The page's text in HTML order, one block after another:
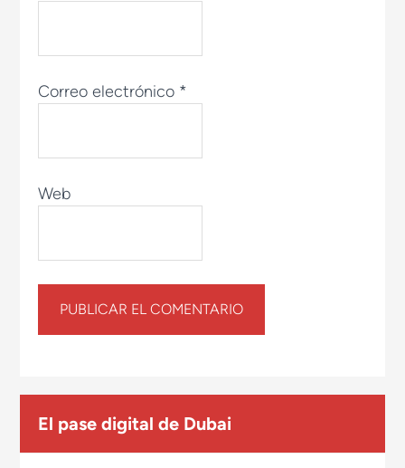
Correo electrónico *
Web
El pase digital de Dubai